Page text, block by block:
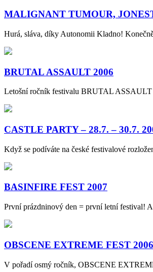
MALIGNANT TUMOUR,
Hurá, sláva, díky Autonomii Kladno!
BRUTAL ASSAULT 2006
Letošní ročník festivalu BRUTAL
CASTLE PARTY – 28.7. – 30.7.
Když se podíváte na české festivalové
BASINFIRE FEST 2007
První prázdninový den = první letní festival!
OBSCENE EXTREME FEST 2006
V pořadí osmý ročník, OBSCENE